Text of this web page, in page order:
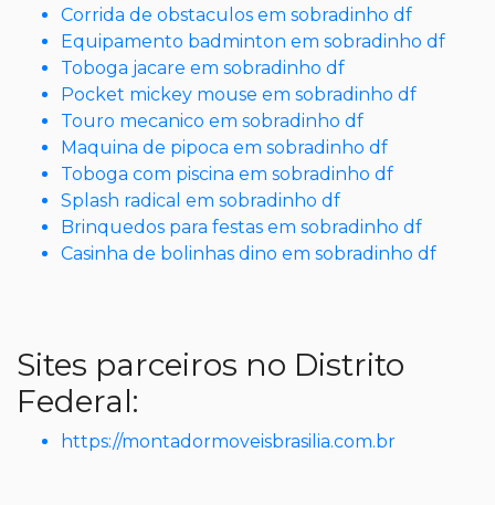
Corrida de obstaculos em sobradinho df
Equipamento badminton em sobradinho df
Toboga jacare em sobradinho df
Pocket mickey mouse em sobradinho df
Touro mecanico em sobradinho df
Maquina de pipoca em sobradinho df
Toboga com piscina em sobradinho df
Splash radical em sobradinho df
Brinquedos para festas em sobradinho df
Casinha de bolinhas dino em sobradinho df
Sites parceiros no Distrito
Federal:
https://montadormoveisbrasilia.com.br